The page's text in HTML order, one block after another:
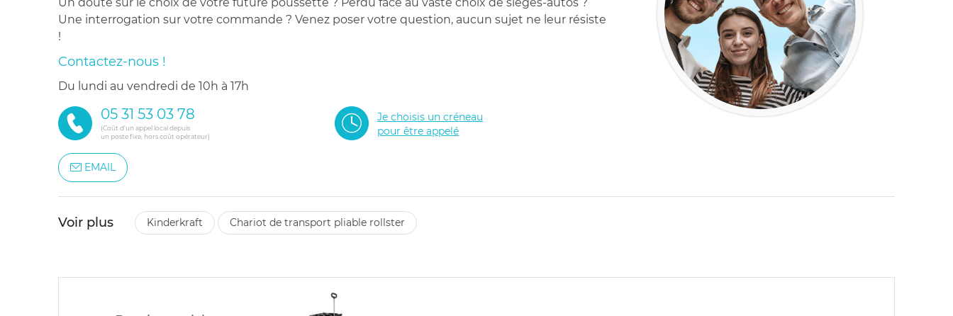
Une interrogation sur votre commande ? Venez poser votre question, aucun sujet ne leur résiste
!
Contactez-nous !
du lundi au vendredi de 10h à 17h
05 31 53 03 78
(Coût d'un appel local depuis
un poste fixe, hors coût opérateur)
Je choisis un créneau
pour être appelé
EMAIL
Voir plus kinderkraft chariot de transport pliable rollster